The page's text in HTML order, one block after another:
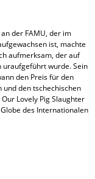
der FAMU, der im
ist, machte
aufmerksam, der auf
uraufgeführt wurde. Sein
den Preis für den
und den tschechischen
Lovely Pig Slaughter
des Internationalen